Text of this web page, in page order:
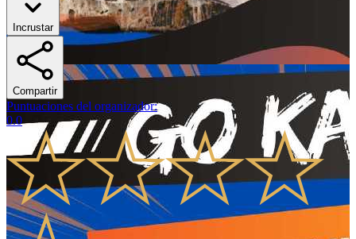
Incrustar
Compartir
Puntuaciones del organizador:
0.0